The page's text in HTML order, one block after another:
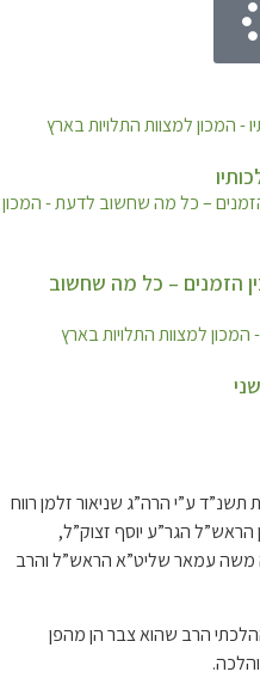
הזמנים – כל מה שחשוב
תשנ”ד ע”י הרה”ג שניאור זלמן רווח
הגר”ע יוסף זצוק”ל,
משה עמאר שליט”א הראש”ל והרב
הרב שהוא צבר הן מהפן